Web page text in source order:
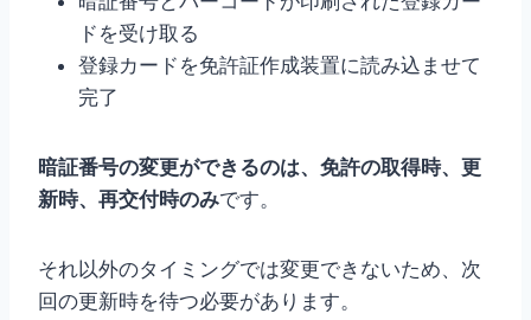
ドを受け取る
登録カードを免許証作成装置に読み込ませて
完了
暗証番号の変更ができるのは、免許の取得時、更
新時、再交付時のみです。
それ以外のタイミングでは変更できないため、次
回の更新時を待つ必要があります。